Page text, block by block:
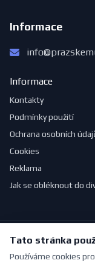
Informace
Informace
Kontakty
Podmínky použití
Ochrana osobních
Cookies
Reklama
Jak se obléknout do
© 2026
Vytvořeno s ❤
Tato stránka
Používáme cookies